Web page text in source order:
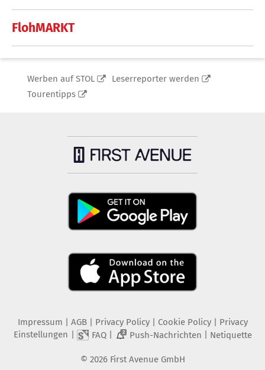
FlohMARKT
Werben auf STOL
Leserreporter werden
Tourentipps
Impressum | AGB | Privacy Policy| Cookie Policy| Privacy
Einstellungen | FAQ| 2 Push-Nachrichten | Netiquette
© 2026 First Avenue GmbH